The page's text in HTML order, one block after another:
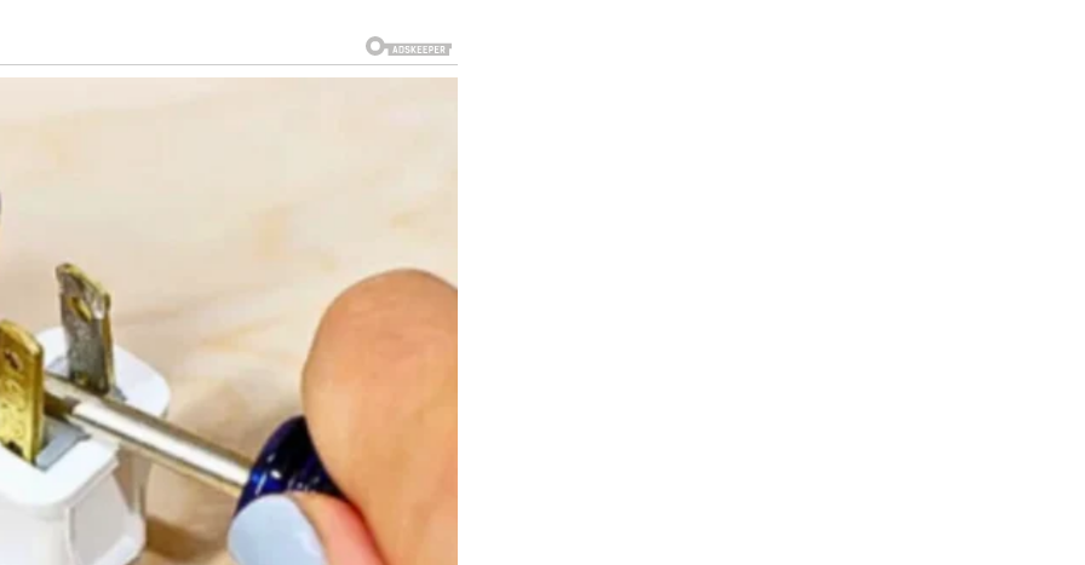
vjere i uloga discipline i duhovnosti u promicanju
odgovarajuću prehranu, dodatke prehrani i
stručnjaka prije početka bilo kakvog režima liječenja ili
POSEBNO ZA ŽENE